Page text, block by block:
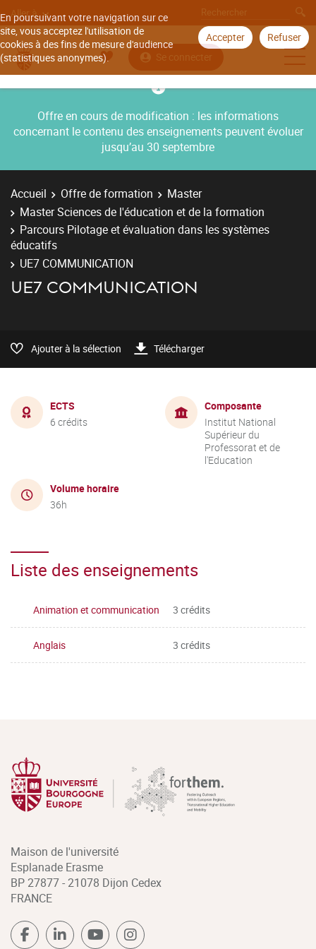
En poursuivant votre navigation sur ce
site, vous acceptez l'utilisation de
cookies à des fins de mesure d'audience
(statistiques anonymes).
Accepter Refuser
Aller à
Se connecter
Offre en cours de modification : les informations
concernant le contenu des enseignements peuvent évoluer
jusqu’au 30 septembre
Accueil Offre de formation
Master
Master Sciences de l'éducation et de la formation
Parcours Pilotage et évaluation dans les systèmes
éducatifs
UE7 COMMUNICATION
UE7 COMMUNICATION
Ajouter à la sélection Télécharger
ECTS
6 crédits
Composante
Institut National
Supérieur du
Professorat et de
l'Education
Volume horaire
36h
Liste des enseignements
Animation et communication 3 crédits
Anglais 3 crédits
Maison de l'université
Esplanade Erasme
BP 27877 - 21078 Dijon Cedex
FRANCE